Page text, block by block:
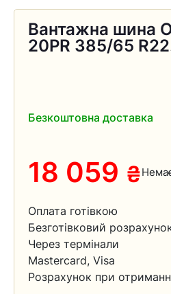
Вантажна шина
20PR 385/65
Безкоштовна доставка
18 059 ₴
Оплата готівкою
Безготівковий
Через термінали
Mastercard, Visa
Розрахунок при отриманні